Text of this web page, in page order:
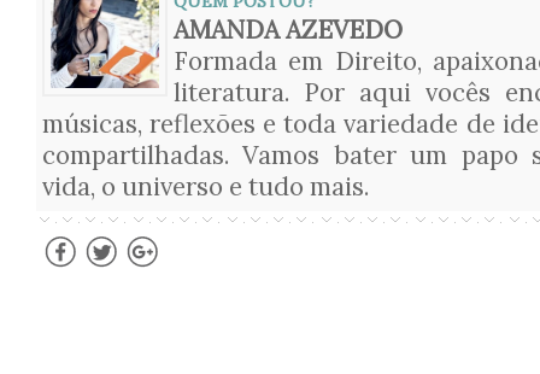
AMANDA AZEVEDO
Formada em Direito,
literatura. Por aqui vocês
músicas, reflexões e toda variedade de
compartilhadas. Vamos bater um papo
vida, o universo e tudo mais.